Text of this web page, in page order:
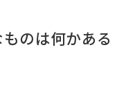
のは何かある